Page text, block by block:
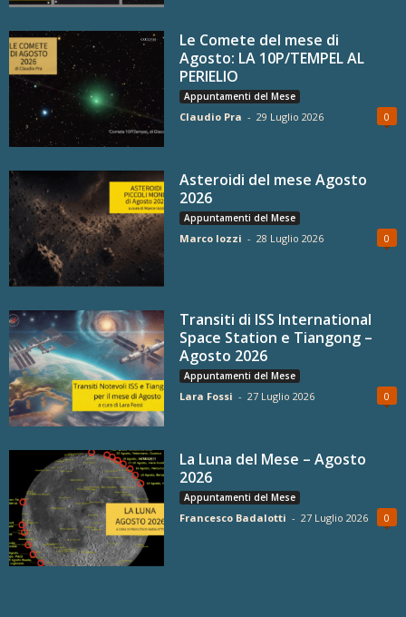
Le Comete del mese di
Agosto: LA 10P/TEMPEL AL
PERIELIO
Appuntamenti del Mese
Claudio Pra - 29 Luglio 2026 0
Asteroidi del mese Agosto
2026
Appuntamenti del Mese
Marco Iozzi - 28 Luglio 2026 0
Transiti di ISS International
Space Station e Tiangong –
Agosto 2026
Appuntamenti del Mese
Lara Fossi - 27 Luglio 2026 0
La Luna del Mese – Agosto
2026
Appuntamenti del Mese
Francesco Badalotti - 27 Luglio 2026 0